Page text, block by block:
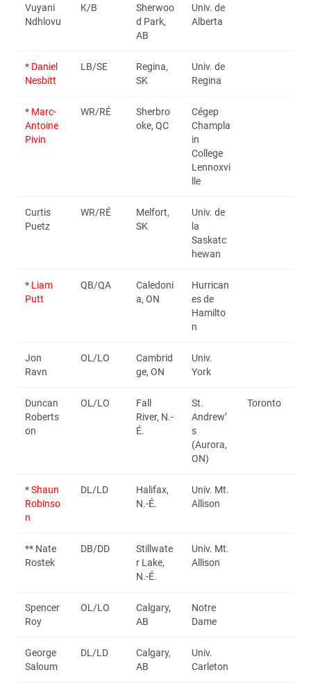
Vuyani
Ndhlovu
K/B
Sherwoo
d Park,
AB
Univ. de
Alberta
* Daniel
Nesbitt
LB/SE
Regina,
SK
Univ. de
Regina
* Marc-
Antoine
Pivin
WR/RÉ
Sherbro
oke, QC
Cégep
Champla
in
College
Lennoxvi
lle
Curtis
Puetz
WR/RÉ
Melfort,
SK
Univ. de
la
Saskatc
hewan
* Liam
Putt
QB/QA
Caledoni
a, ON
Hurrican
es de
Hamilto
n
Jon
Ravn
OL/LO
Cambrid
ge, ON
Univ.
York
Duncan
Roberts
on
OL/LO
Fall
River, N.-
É.
St.
Andrew’
s
(Aurora,
ON)
Toronto
*Shaun
Robinso
n
DL/LD
Halifax,
N.-É.
Univ. Mt.
Allison
** Nate
Rostek
DB/DD
Stillwate
r Lake,
N.-É.
Univ. Mt.
Allison
Spencer
Roy
OL/LO
Calgary,
AB
Notre
Dame
George
Saloum
DL/LD
Calgary,
AB
Univ.
Carleton